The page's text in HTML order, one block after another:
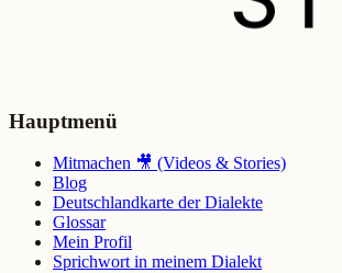
Hauptmenü
Mitmachen 🎥 (Videos & Stories)
Blog
Deutschlandkarte der Dialekte
Glossar
Mein Profil
Sprichwort in meinem Dialekt